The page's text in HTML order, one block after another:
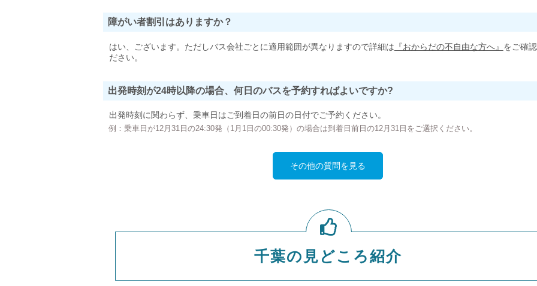
障がい者割引はありますか？
はい、ございます。ただしバス会社ごとに適用範囲が異なりますので詳細は 『おからだの不自由な方へ』 をご確
ださい。
出発時刻が24時以降の場合、何日のバスを予約すればよいですか?
出発時刻に関わらず、乗車日はご到着日の前日の日付でご予約ください。
例：乗車日が12月31日の24:30発（1月1日の00:30発）の場合は到着日前日の12月31日をご選択ください。
その他の質問を見る
千葉の見どころ紹介